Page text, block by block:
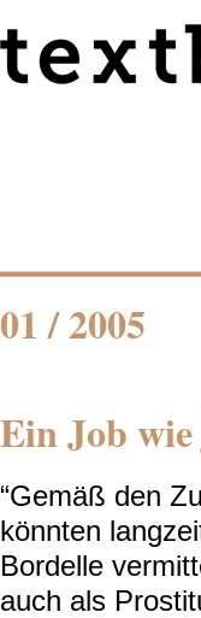
01 / 2005
Ein Job
“Gemäß den
könnten
Bordelle
auch als